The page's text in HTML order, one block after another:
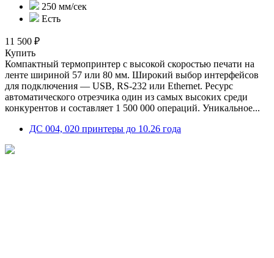
250 мм/сек
Есть
11 500 ₽
Купить
Компактный термопринтер с высокой скоростью печати на
ленте шириной 57 или 80 мм. Широкий выбор интерфейсов
для подключения — USB, RS-232 или Ethernet. Ресурс
автоматического отрезчика один из самых высоких среди
конкурентов и составляет 1 500 000 операций. Уникальное...
ДС 004, 020 принтеры до 10.26 года